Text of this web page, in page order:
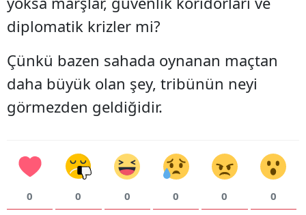
diplomatik krizler mi?
Çünkü bazen sahada oynanan maçtan
daha büyük olan şey, tribünün neyi
görmezden geldiğidir.
0 0 0 0 0 0